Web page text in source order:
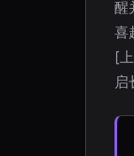
醒
喜
[
启